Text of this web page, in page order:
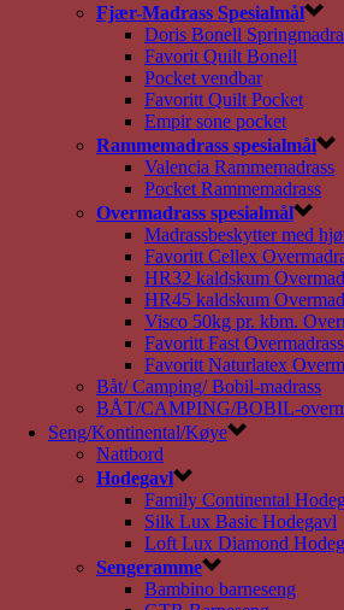
Fjær-Madrass Spesialmål
Doris Bonell
Favorit Quilt Bonell
Pocket vendbar
Favoritt Quilt Pocket
Empir sone pocket
Rammemadrass spesialmål
Valencia Rammemadrass
Pocket Rammemadrass
Overmadrass spesialmål
Madrassbeskytter med
Favoritt Cellex
HR32 kaldskum
HR45 kaldskum
Visco 50kg pr. kbm.
Favoritt Fast Overmadrass
Favoritt Naturlatex
Båt/ Camping/ Bobil-madrass
BÅT/CAMPING/BOBIL-
Seng/Kontinental/Køye
Nattbord
Hodegavl
Family Continental
Silk Lux Basic Hodegavl
Loft Lux Diamond
Sengeramme
Bambino barneseng